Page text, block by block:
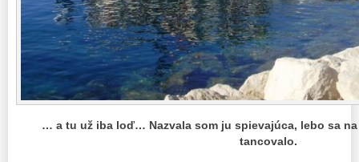
… a tu už iba loď… Nazvala som ju spievajúca, lebo sa
tancovalo.